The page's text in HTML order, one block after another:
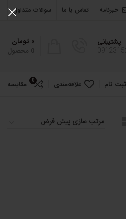
خبرنامه تماس با ما سوالات متداول
پشتیبانی
0 محصول
۰ تومان
نام علاقه‌مندی 0 مقایسه